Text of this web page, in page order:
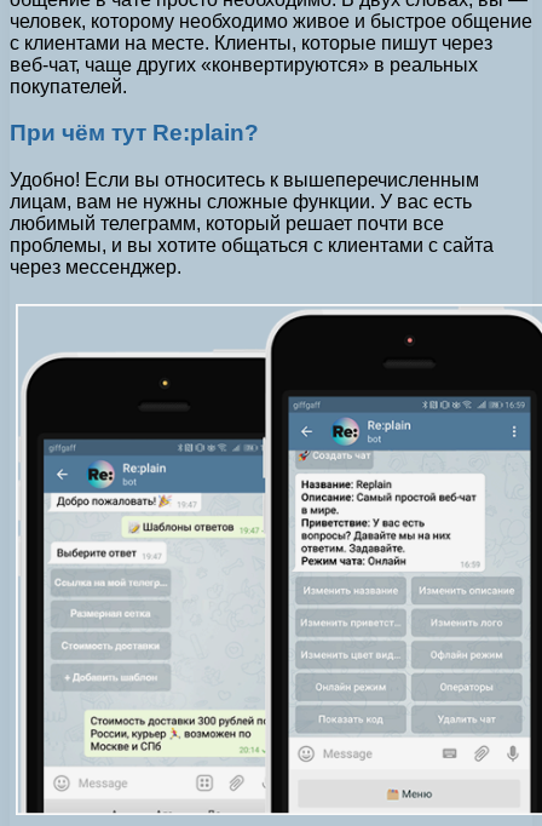
человек, которому необходимо живое и быстрое общение
с клиентами на месте. Клиенты, которые пишут через
веб-чат, чаще других «конвертируются» в реальных
покупателей.
При чём тут Re:plain?
Удобно! Если вы относитесь к вышеперечисленным
лицам, вам не нужны сложные функции. У вас есть
любимый телеграмм, который решает почти все
проблемы, и вы хотите общаться с клиентами с сайта
через мессенджер.